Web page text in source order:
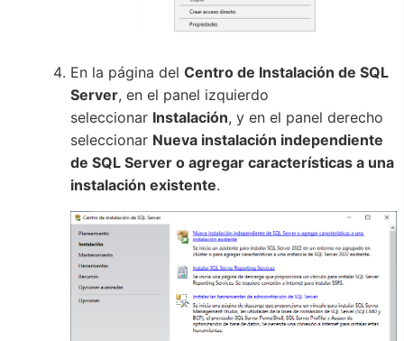
En la página del Centro de Instalación de SQL
Server, en el panel izquierdo
seleccionar Instalación, y en el panel derecho
seleccionar Nueva instalación independiente
de SQL Server o agregar características a una
instalación existente.